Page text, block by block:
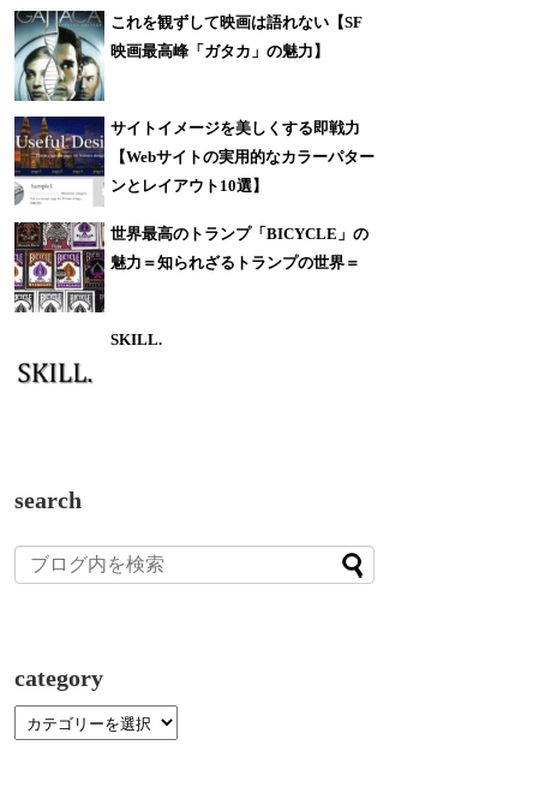
これを観ずして映画は語れない【SF
映画最高峰「ガタカ」の魅力】
サイトイメージを美しくする即戦力
【Webサイトの実用的なカラーパター
ンとレイアウト10選】
世界最高のトランプ「BICYCLE」の
魅力＝知られざるトランプの世界＝
SKILL.
search
category